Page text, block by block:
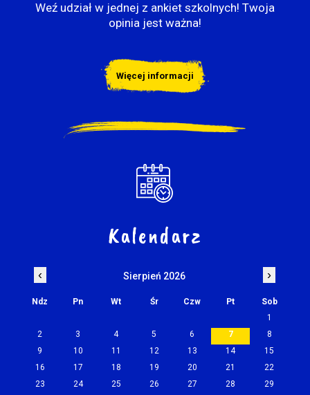
Weź udział w jednej z ankiet szkolnych! Twoja
opinia jest ważna!
Więcej informacji
Kalendarz
‹ Sierpień 2026 ›
Ndz Pn Wt Śr Czw Pt
Sob
1
2
3 4 5 6 7
8
9
10 11 12 13 14
15
16
17 18 19 20 21
22
23
24 25 26 27 28
29